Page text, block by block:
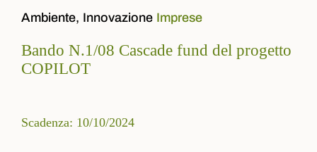
Ambiente, Innovazione Imprese
Bando N.1/08 Cascade fund del progetto
COPILOT
Scadenza: 10/10/2024